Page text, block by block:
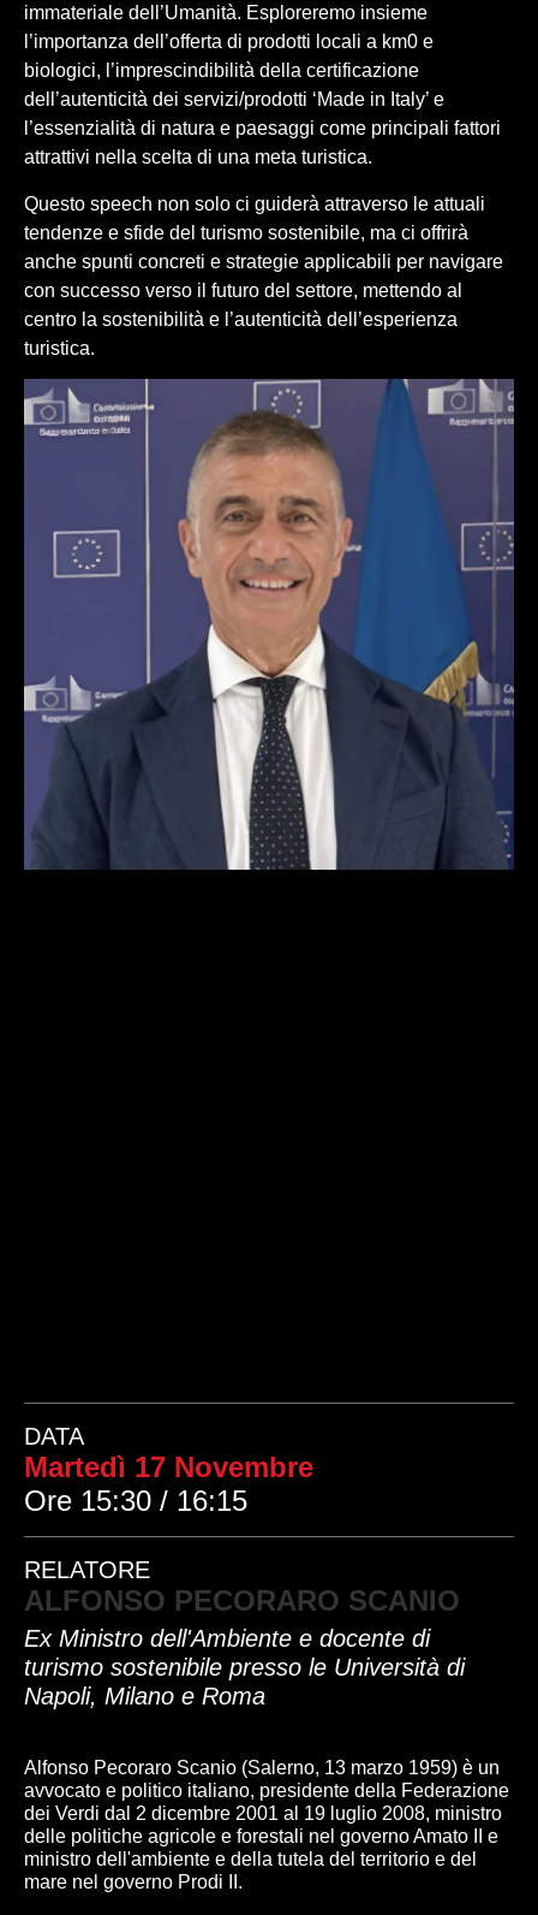
immateriale dell’Umanità. Esploreremo insieme
l’importanza dell’offerta di prodotti locali a km0 e
biologici, l’imprescindibilità della certificazione
dell’autenticità dei servizi/prodotti ‘Made in Italy’ e
l’essenzialità di natura e paesaggi come principali fattori
attrattivi nella scelta di una meta turistica.
Questo speech non solo ci guiderà attraverso le attuali
tendenze e sfide del turismo sostenibile, ma ci offrirà
anche spunti concreti e strategie applicabili per navigare
con successo verso il futuro del settore, mettendo al
centro la sostenibilità e l’autenticità dell’esperienza
turistica.
DATA
Martedì 17 Novembre
Ore 15:30 / 16:15
RELATORE
ALFONSO PECORARO SCANIO
Ex Ministro dell'Ambiente e docente di
turismo sostenibile presso le Università di
Napoli, Milano e Roma
Alfonso Pecoraro Scanio (Salerno, 13 marzo 1959) è un
avvocato e politico italiano, presidente della Federazione
dei Verdi dal 2 dicembre 2001 al 19 luglio 2008, ministro
delle politiche agricole e forestali nel governo Amato II e
ministro dell'ambiente e della tutela del territorio e del
mare nel governo Prodi II.